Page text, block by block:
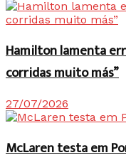
Hamilton lamenta
corridas muito más”
27/07/2026
McLaren testa em